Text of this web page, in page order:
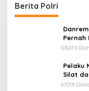
Berita Polri
Pernah
103474
Pelaku
Silat
67019